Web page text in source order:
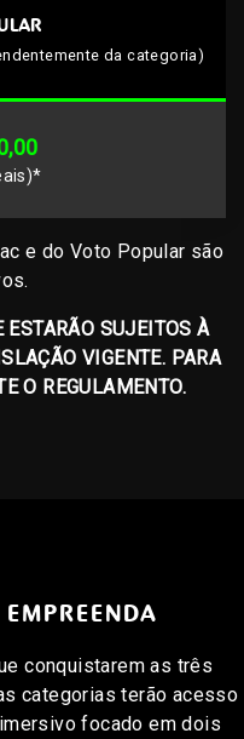
da categoria)
e do Voto Popular são
ESTARÃO SUJEITOS À
VIGENTE. PARA
O REGULAMENTO.
conquistarem as três
categorias terão acesso
focado em dois